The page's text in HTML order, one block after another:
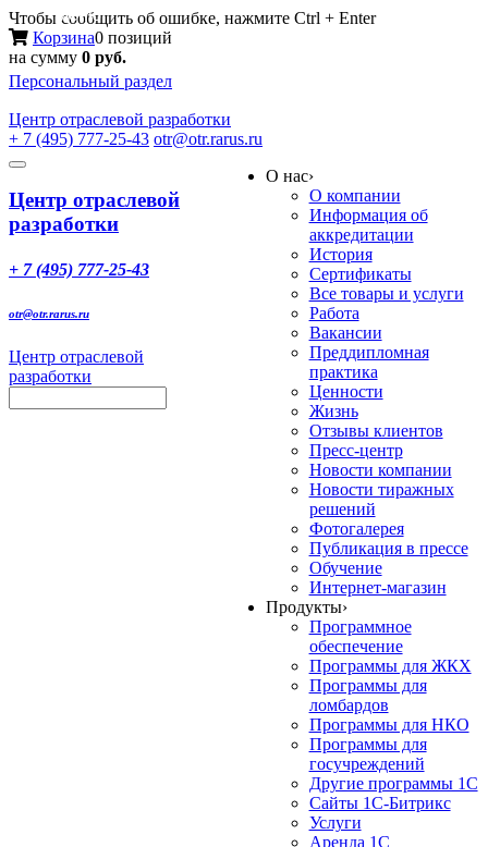
Чтобы сообщить об ошибке, нажмите Ctrl + Enter
Корзина0 позиций
на сумму 0 руб.
Персональный раздел
Центр отраслевой разработки
+ 7 (495) 777-25-43 otr@otr.rarus.ru
Toggle
Меню
Центр отраслевой
разработки
+ 7 (495) 777-25-43
otr@otr.rarus.ru
Центр отраслевой
разработки
О нас›
О компании
Информация об
аккредитации
История
Сертификаты
Все товары и услуги
Работа
Вакансии
Преддипломная
практика
Ценности
Жизнь
Отзывы клиентов
Пресс-центр
Новости компании
Новости тиражных
решений
Фотогалерея
Публикация в прессе
Обучение
Интернет-магазин
Продукты›
Программное
обеспечение
Программы для ЖКХ
Программы для
ломбардов
Программы для НКО
Программы для
госучреждений
Другие программы 1С
Сайты 1С-Битрикс
Услуги
Аренда 1С